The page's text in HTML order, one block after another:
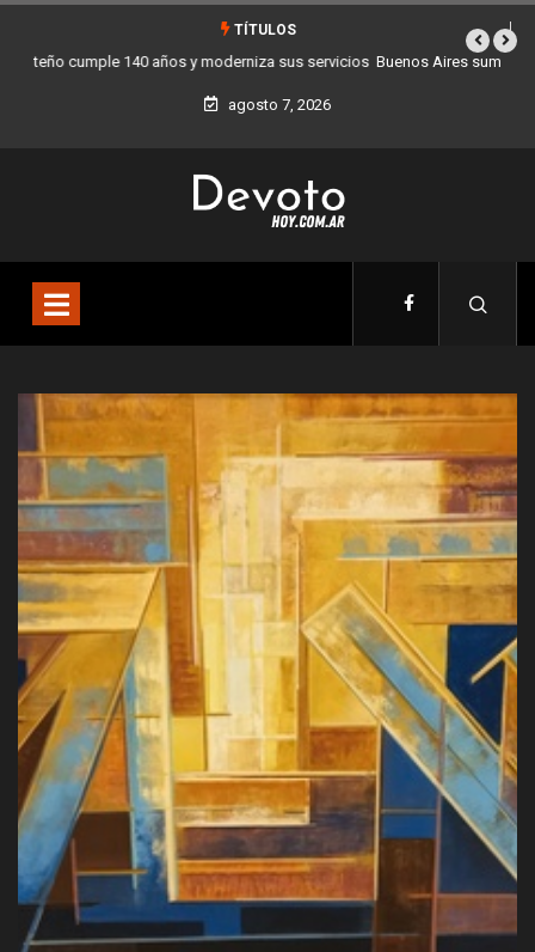
TÍTULOS
Buenos Aires sumó 12 nuevos Bares Notables y ya son 90 en toda la
Ciudad
agosto 7, 2026